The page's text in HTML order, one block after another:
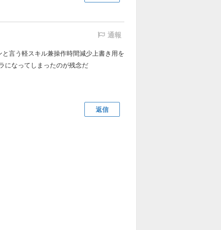
通報
言う軽スキル兼操作時間減少上書き用を
になってしまったのが残念だ
返信